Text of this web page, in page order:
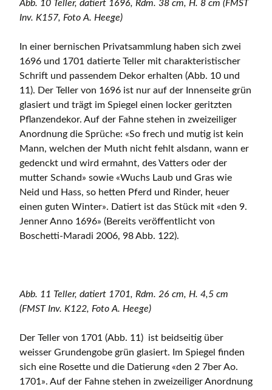
Abb. 10 Teller, datiert 1696, Rdm. 38 cm, H. 8 cm (FMST
Inv. K157, Foto A. Heege)
In einer bernischen Privatsammlung haben sich zwei
1696 und 1701 datierte Teller mit charakteristischer
Schrift und passendem Dekor erhalten (Abb. 10 und
11). Der Teller von 1696 ist nur auf der Innenseite grün
glasiert und trägt im Spiegel einen locker geritzten
Pflanzendekor. Auf der Fahne stehen in zweizeiliger
Anordnung die Sprüche: «So frech und mutig ist kein
Mann, welchen der Muth nicht fehlt alsdann, wann er
gedenckt und wird ermahnt, des Vatters oder der
mutter Schand» sowie «Wuchs Laub und Gras wie
Neid und Hass, so hetten Pferd und Rinder, heuer
einen guten Winter». Datiert ist das Stück mit «den 9.
Jenner Anno 1696» (Bereits veröffentlicht von
Boschetti-Maradi 2006, 98 Abb. 122).
Abb. 11 Teller, datiert 1701, Rdm. 26 cm, H. 4,5 cm
(FMST Inv. K122, Foto A. Heege)
Der Teller von 1701 (Abb. 11) ist beidseitig über
weisser Grundengobe grün glasiert. Im Spiegel finden
sich eine Rosette und die Datierung «den 2 7ber Ao.
1701». Auf der Fahne stehen in zweizeiliger Anordnung